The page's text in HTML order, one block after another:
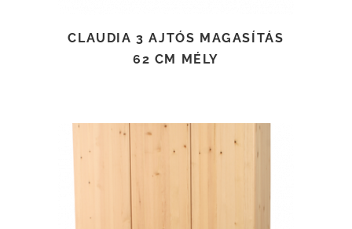
CLAUDIA 3 AJTÓS MAGASÍTÁS
62 CM MÉLY